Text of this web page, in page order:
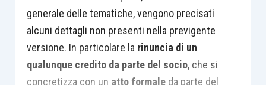
generale delle tematiche, vengono precisati
alcuni dettagli non presenti nella previgente
versione. In particolare la rinuncia di un
qualunque credito da parte del socio, che si
concretizza con un atto formaleda parte del